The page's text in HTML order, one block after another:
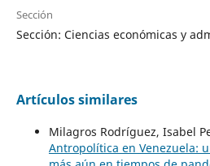
Sección
Sección: Ciencias económicas y
Artículos similares
Milagros Rodríguez, Isabel
Antropolítica en Venezuela: